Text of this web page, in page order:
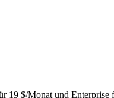
19 $/Monat und